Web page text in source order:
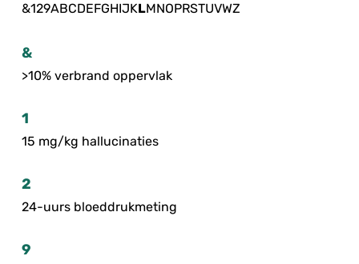
&129ABCDEFGHIJKLMNOPRSTUVWZ
&
>10% verbrand oppervlak
1
15 mg/kg hallucinaties
2
24-uurs bloeddrukmeting
9